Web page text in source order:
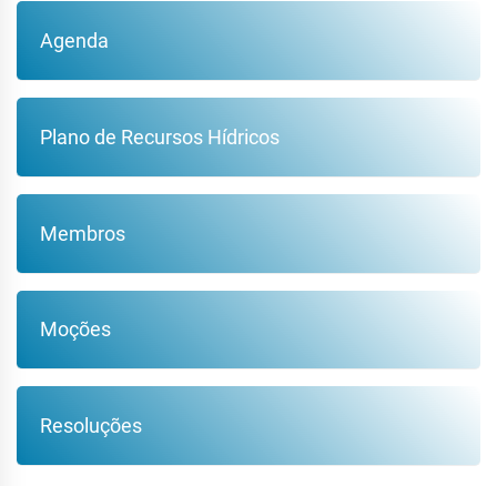
Agenda
Plano de Recursos Hídricos
Membros
Moções
Resoluções